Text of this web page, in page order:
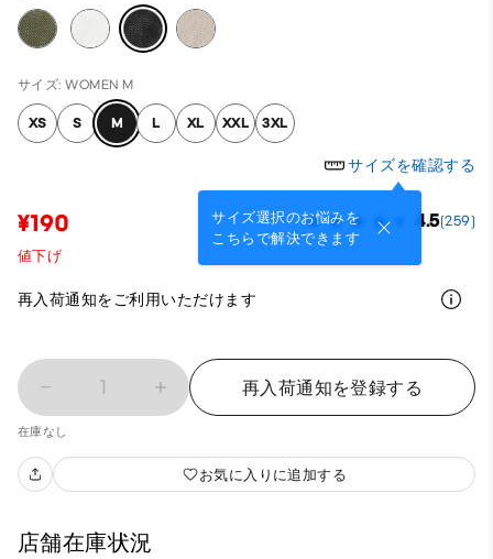
サイズ: WOMEN M
XS S M L XL XXL 3XL
サイズを確認する
サイズ選択のお悩みを
こちらで解決できます
¥190 4.5(259)
値下げ
再入荷通知をご利用いただけます
1 再入荷通知を登録する
在庫なし
お気に入りに追加する
店舗在庫状況